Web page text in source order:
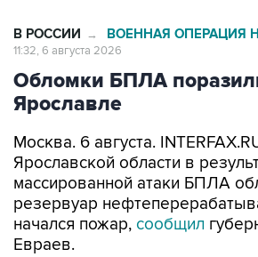
В РОССИИ → ВОЕННАЯ ОПЕРАЦИЯ
11:32, 6 августа 2026
Обломки БПЛА
Ярославле
Москва. 6 августа.
Ярославской области в
массированной атаки БПЛА
резервуар
начался пожар, сообщил
Евраев.